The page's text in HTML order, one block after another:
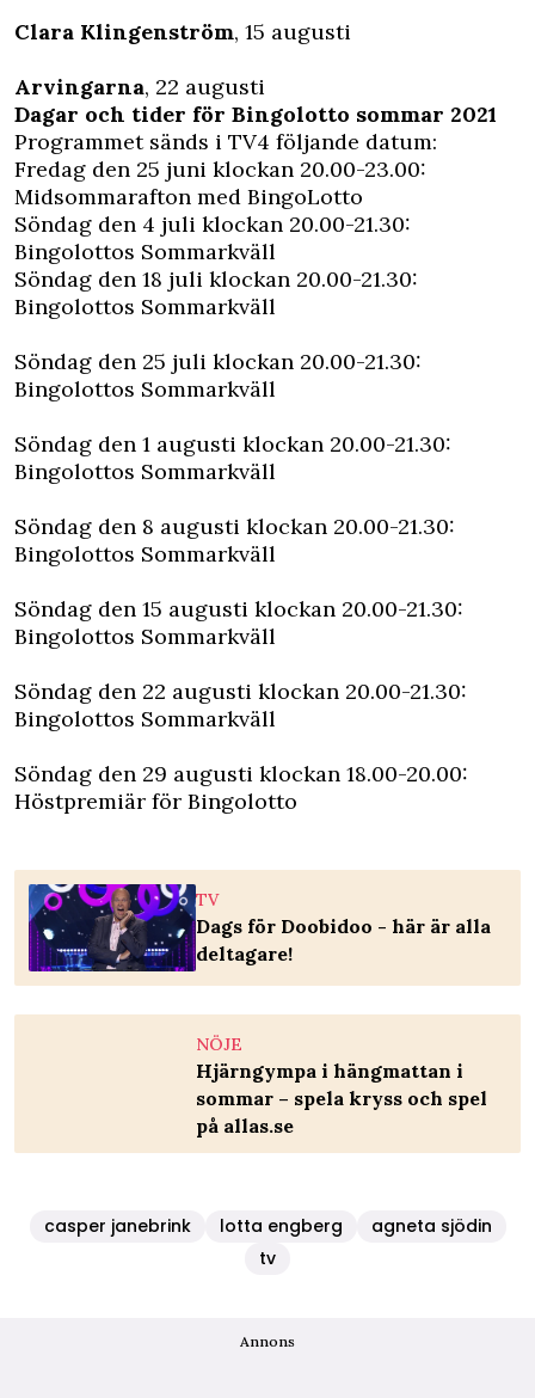
Clara Klingenström, 15 augusti
Arvingarna, 22 augusti
Dagar och tider för Bingolotto sommar 2021
Programmet sänds i TV4 följande datum:
Fredag den 25 juni klockan 20.00-23.00:
Midsommarafton med BingoLotto
Söndag den 4 juli klockan 20.00-21.30:
Bingolottos Sommarkväll
Söndag den 18 juli klockan 20.00-21.30:
Bingolottos Sommarkväll
Söndag den 25 juli klockan 20.00-21.30:
Bingolottos Sommarkväll
Söndag den 1 augusti klockan 20.00-21.30:
Bingolottos Sommarkväll
Söndag den 8 augusti klockan 20.00-21.30:
Bingolottos Sommarkväll
Söndag den 15 augusti klockan 20.00-21.30:
Bingolottos Sommarkväll
Söndag den 22 augusti klockan 20.00-21.30:
Bingolottos Sommarkväll
Söndag den 29 augusti klockan 18.00-20.00:
Höstpremiär för Bingolotto
TV
Dags för Doobidoo - här är alla
deltagare!
NÖJE
Hjärngympa i hängmattan i
sommar – spela kryss och spel
på allas.se
casper janebrink lotta engberg
agneta sjödin
tv
Annons